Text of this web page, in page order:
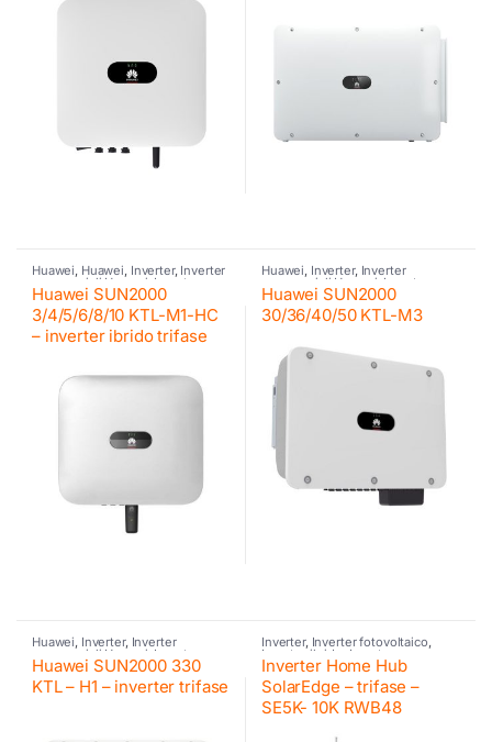
Huawei, Huawei, Inverter, Inverter
commerciali Huawei Inverter
fotovoltaico,Inverter ibrido
Inverter residenziali Huawei
Huawei SUN2000
3/4/5/6/8/10 KTL-M1-HC
– inverter ibrido trifase
Huawei, Inverter, Inverter
commerciali Huawei Inverter
fotovoltaico
Huawei SUN2000
30/36/40/50 KTL-M3
Huawei, Inverter, Inverter
commerciali Huawei Inverter
fotovoltaico
Huawei SUN2000 330
KTL – H1 – inverter trifase
Inverter, Inverter fotovoltaico,
Inverter ibrido Inverter
residenziali SE,SolarEdge
Inverter Home Hub
SolarEdge – trifase –
SE5K- 10K RWB48